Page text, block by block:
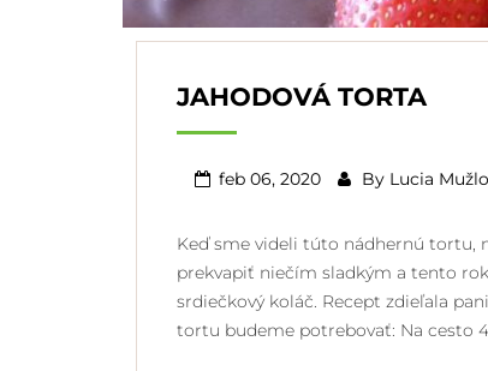
JAHODOVÁ TORTA
feb 06, 2020 By Lucia
Keď sme videli túto nádhernú tortu,
prekvapiť niečím sladkým a tento
srdiečkový koláč. Recept zdieľala
tortu budeme potrebovať: Na cesto